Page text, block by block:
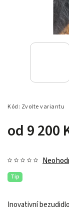
Kód: Zvolte variantu
od 9 200
Tip